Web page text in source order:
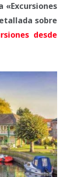
«Excursiones
sobre
desde